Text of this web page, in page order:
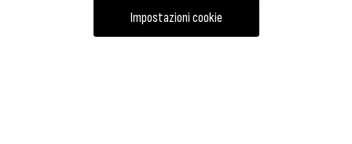
Impostazioni cookie